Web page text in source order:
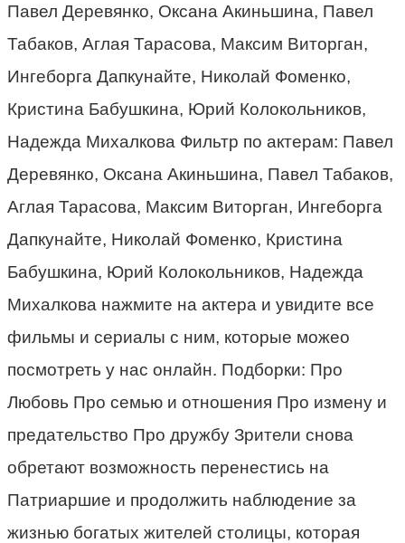
Павел Деревянко, Оксана Акиньшина, Павел
Табаков, Аглая Тарасова, Максим Виторган,
Ингеборга Дапкунайте, Николай Фоменко,
Кристина Бабушкина, Юрий Колокольников,
Надежда Михалкова Фильтр по актерам: Павел
Деревянко, Оксана Акиньшина, Павел Табаков,
Аглая Тарасова, Максим Виторган, Ингеборга
Дапкунайте, Николай Фоменко, Кристина
Бабушкина, Юрий Колокольников, Надежда
Михалкова нажмите на актера и увидите все
фильмы и сериалы с ним, которые можео
посмотреть у нас онлайн. Подборки: Про
Любовь Про семью и отношения Про измену и
предательство Про дружбу Зрители снова
обретают возможность перенестись на
Патриаршие и продолжить наблюдение за
жизнью богатых жителей столицы, которая